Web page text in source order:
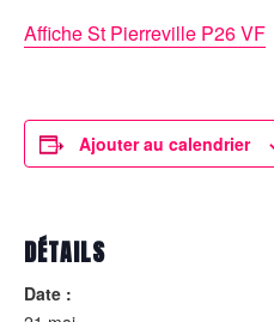
Affiche St Pierreville P26 VF
Ajouter au calendrier
DÉTAILS
Date :